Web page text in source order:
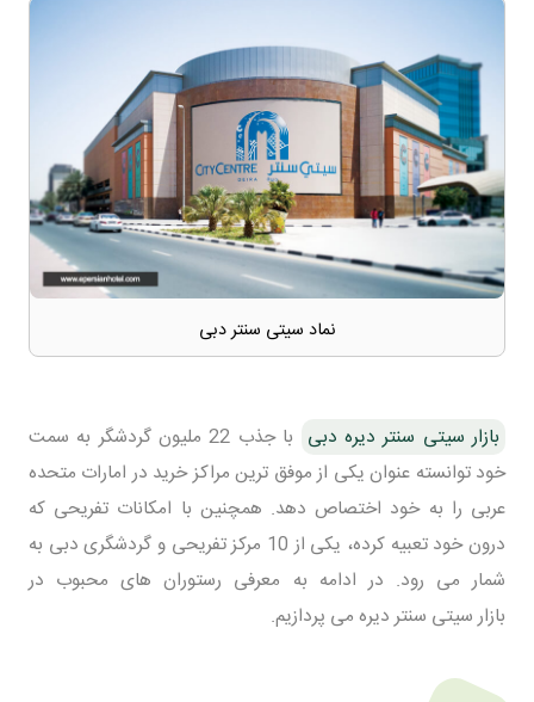
نماد سیتی سنتر دبی
بازار سیتی سنتر دیره دبی
با جذب 22 ملیون گردشگر به سمت
خود توانسته عنوان یکی از موفق ترین مراکز خرید در امارات متحده
عربی را به خود اختصاص دهد. همچنین با امکانات تفریحی که
درون خود تعبیه کرده، یکی از 10 مرکز تفریحی و گردشگری دبی به
شمار می رود. در ادامه به معرفی رستوران های محبوب در
بازار سیتی سنتر دیره می پردازیم.